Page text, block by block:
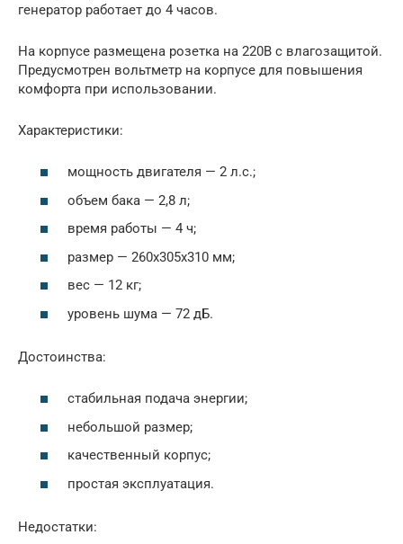
генератор работает до 4 часов.
На корпусе размещена розетка на 220В с влагозащитой.
Предусмотрен вольтметр на корпусе для повышения
комфорта при использовании.
Характеристики:
мощность двигателя — 2 л.с.;
объем бака — 2,8 л;
время работы — 4 ч;
размер — 260x305x310 мм;
вес — 12 кг;
уровень шума — 72 дБ.
Достоинства:
стабильная подача энергии;
небольшой размер;
качественный корпус;
простая эксплуатация.
Недостатки: